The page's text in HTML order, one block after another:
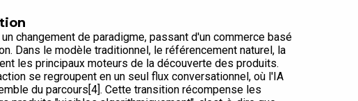
changement de paradigme, passant d'un commerce basé
Dans le modèle traditionnel, le référencement naturel, la
les principaux moteurs de la découverte des produits.
se regroupent en un seul flux conversationnel, où l'IA
du parcours[4]. Cette transition récompense les